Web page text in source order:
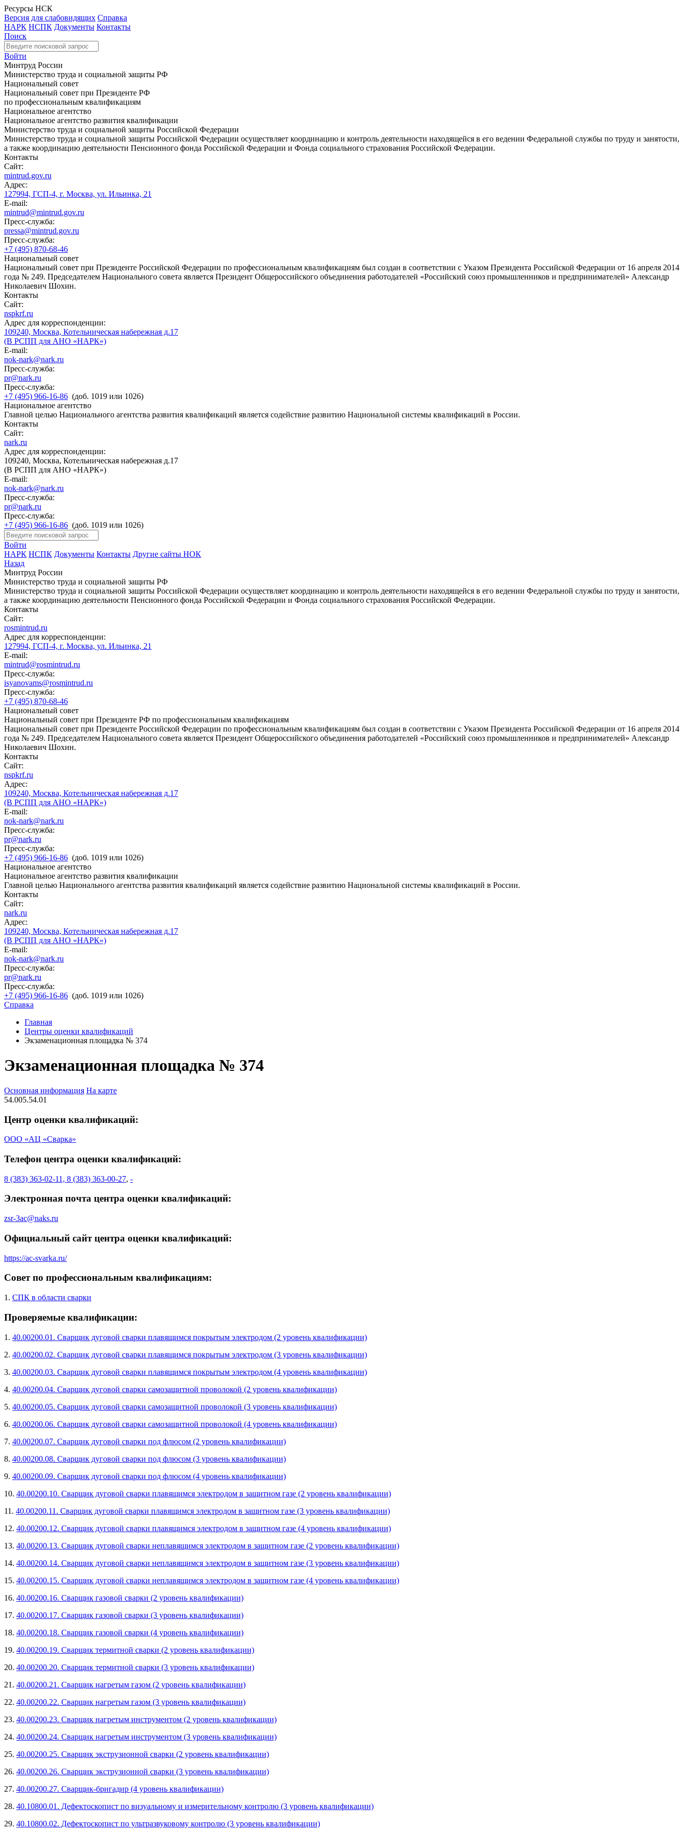
Ресурсы НСК
Версия для слабовидящих Справка
НАРК НСПК Документы Контакты
Поиск
Войти
Минтруд России
Министерство труда и социальной защиты РФ
Национальный совет
Национальный совет при Президенте РФ
по профессиональным квалификациям
Национальное агентство
Национальное агентство развития квалификации
Министерство труда и социальной защиты Российской Федерации
Министерство труда и социальной защиты Российской Федерации осуществляет координацию и контроль деятельности находящейся в его ведении Федеральной службы по труду и занятости,
а также координацию деятельности Пенсионного фонда Российской Федерации и Фонда социального страхования Российской Федерации.
Контакты
Сайт:
mintrud.gov.ru
Адрес:
127994, ГСП-4, г. Москва, ул. Ильинка, 21
E-mail:
mintrud@mintrud.gov.ru
Пресс-служба:
pressa@mintrud.gov.ru
Пресс-служба:
+7 (495) 870-68-46
Национальный совет
Национальный совет при Президенте Российской Федерации по профессиональным квалификациям был создан в соответствии с Указом Президента Российской Федерации от 16 апреля 2014
года № 249. Председателем Национального совета является Президент Общероссийского объединения работодателей «Российский союз промышленников и предпринимателей» Александр
Николаевич Шохин.
Контакты
Сайт:
nspkrf.ru
Адрес для корреспонденции:
109240, Москва, Котельническая набережная д.17
(В РСПП для АНО «НАРК»)
E-mail:
nok-nark@nark.ru
Пресс-служба:
pr@nark.ru
Пресс-служба:
+7 (495) 966-16-86 (доб. 1019 или 1026)
Национальное агентство
Главной целью Национального агентства развития квалификаций является содействие развитию Национальной системы квалификаций в России.
Контакты
Сайт:
nark.ru
Адрес для корреспонденции:
109240, Москва, Котельническая набережная д.17
(В РСПП для АНО «НАРК»)
E-mail:
nok-nark@nark.ru
Пресс-служба:
pr@nark.ru
Пресс-служба:
+7 (495) 966-16-86 (доб. 1019 или 1026)
Войти
НАРК НСПК Документы Контакты Другие сайты НОК
Назад
Минтруд России
Министерство труда и социальной защиты РФ
Министерство труда и социальной защиты Российской Федерации осуществляет координацию и контроль деятельности находящейся в его ведении Федеральной службы по труду и занятости,
а также координацию деятельности Пенсионного фонда Российской Федерации и Фонда социального страхования Российской Федерации.
Контакты
Сайт:
rosmintrud.ru
Адрес для корреспонденции:
127994, ГСП-4, г. Москва, ул. Ильинка, 21
E-mail:
mintrud@rosmintrud.ru
Пресс-служба:
isyanovams@rosmintrud.ru
Пресс-служба:
+7 (495) 870-68-46
Национальный совет
Национальный совет при Президенте РФ по профессиональным квалификациям
Национальный совет при Президенте Российской Федерации по профессиональным квалификациям был создан в соответствии с Указом Президента Российской Федерации от 16 апреля 2014
года № 249. Председателем Национального совета является Президент Общероссийского объединения работодателей «Российский союз промышленников и предпринимателей» Александр
Николаевич Шохин.
Контакты
Сайт:
nspkrf.ru
Адрес:
109240, Москва, Котельническая набережная д.17
(В РСПП для АНО «НАРК»)
E-mail:
nok-nark@nark.ru
Пресс-служба:
pr@nark.ru
Пресс-служба:
+7 (495) 966-16-86 (доб. 1019 или 1026)
Национальное агентство
Национальное агентство развития квалификации
Главной целью Национального агентства развития квалификаций является содействие развитию Национальной системы квалификаций в России.
Контакты
Сайт:
nark.ru
Адрес:
109240, Москва, Котельническая набережная д.17
(В РСПП для АНО «НАРК»)
E-mail:
nok-nark@nark.ru
Пресс-служба:
pr@nark.ru
Пресс-служба:
+7 (495) 966-16-86 (доб. 1019 или 1026)
Справка
Главная
Центры оценки квалификаций
Экзаменационная площадка № 374
Экзаменационная площадка № 374
Основная информация На карте
54.005.54.01
Центр оценки квалификаций:
ООО «АЦ «Сварка»
Телефон центра оценки квалификаций:
8 (383) 363-02-11, 8 (383) 363-00-27, -
Электронная почта центра оценки квалификаций:
zsr-3ac@naks.ru
Официальный сайт центра оценки квалификаций:
https://ac-svarka.ru/
Совет по профессиональным квалификациям:
1. СПК в области сварки
Проверяемые квалификации:
1. 40.00200.01. Сварщик дуговой сварки плавящимся покрытым электродом (2 уровень квалификации)
2. 40.00200.02. Сварщик дуговой сварки плавящимся покрытым электродом (3 уровень квалификации)
3. 40.00200.03. Сварщик дуговой сварки плавящимся покрытым электродом (4 уровень квалификации)
4. 40.00200.04. Сварщик дуговой сварки самозащитной проволокой (2 уровень квалификации)
5. 40.00200.05. Сварщик дуговой сварки самозащитной проволокой (3 уровень квалификации)
6. 40.00200.06. Сварщик дуговой сварки самозащитной проволокой (4 уровень квалификации)
7. 40.00200.07. Сварщик дуговой сварки под флюсом (2 уровень квалификации)
8. 40.00200.08. Сварщик дуговой сварки под флюсом (3 уровень квалификации)
9. 40.00200.09. Сварщик дуговой сварки под флюсом (4 уровень квалификации)
10. 40.00200.10. Сварщик дуговой сварки плавящимся электродом в защитном газе (2 уровень квалификации)
11. 40.00200.11. Сварщик дуговой сварки плавящимся электродом в защитном газе (3 уровень квалификации)
12. 40.00200.12. Сварщик дуговой сварки плавящимся электродом в защитном газе (4 уровень квалификации)
13. 40.00200.13. Сварщик дуговой сварки неплавящимся электродом в защитном газе (2 уровень квалификации)
14. 40.00200.14. Сварщик дуговой сварки неплавящимся электродом в защитном газе (3 уровень квалификации)
15. 40.00200.15. Сварщик дуговой сварки неплавящимся электродом в защитном газе (4 уровень квалификации)
16. 40.00200.16. Сварщик газовой сварки (2 уровень квалификации)
17. 40.00200.17. Сварщик газовой сварки (3 уровень квалификации)
18. 40.00200.18. Сварщик газовой сварки (4 уровень квалификации)
19. 40.00200.19. Сварщик термитной сварки (2 уровень квалификации)
20. 40.00200.20. Сварщик термитной сварки (3 уровень квалификации)
21. 40.00200.21. Сварщик нагретым газом (2 уровень квалификации)
22. 40.00200.22. Сварщик нагретым газом (3 уровень квалификации)
23. 40.00200.23. Сварщик нагретым инструментом (2 уровень квалификации)
24. 40.00200.24. Сварщик нагретым инструментом (3 уровень квалификации)
25. 40.00200.25. Сварщик экструзионной сварки (2 уровень квалификации)
26. 40.00200.26. Сварщик экструзионной сварки (3 уровень квалификации)
27. 40.00200.27. Сварщик-бригадир (4 уровень квалификации)
28. 40.10800.01. Дефектоскопист по визуальному и измерительному контролю (3 уровень квалификации)
29. 40.10800.02. Дефектоскопист по ультразвуковому контролю (3 уровень квалификации)